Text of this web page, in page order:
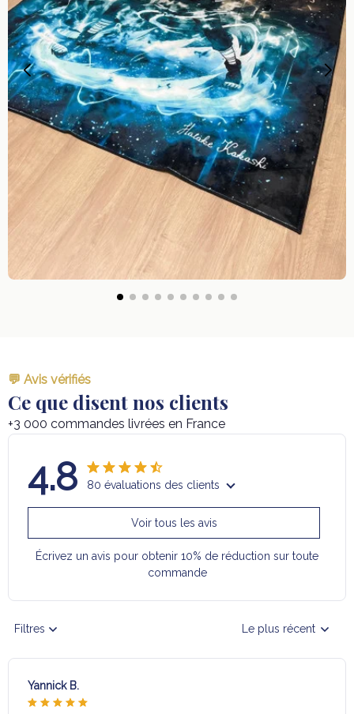
💬 Avis vérifiés
Ce que disent nos clients
+3 000 commandes livrées en France
4.8 80 évaluations des clients
Voir tous les avis
Écrivez un avis pour obtenir 10% de réduction sur toute
commande
Filtres Le plus récent
Yannick B.